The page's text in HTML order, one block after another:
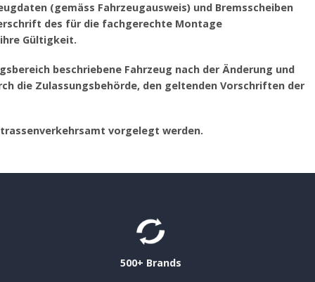
(gemäss Fahrzeugausweis) und Bremsscheiben
des für die fachgerechte Montage
Gültigkeit.
beschriebene Fahrzeug nach der Änderung und
die Zulassungsbehörde, den geltenden Vorschriften der
vorgelegt werden.
500+ Brands